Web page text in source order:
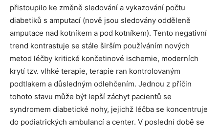
přistoupilo ke změně sledování a vykazování počtu
diabetiků s amputací (nově jsou sledovány odděleně
amputace nad kotníkem a pod kotníkem). Tento negativní
trend kontrastuje se stále širším používáním nových
metod léčby kritické končetinové ischemie, moderních
krytí tzv. vlhké terapie, terapie ran kontrolovaným
podtlakem a důsledným odlehčením. Jednou z příčin
tohoto stavu může být lepší záchyt pacientů se
syndromem diabetické nohy, jejichž léčba se koncentruje
do podiatrických ambulancí a center. V poslední době se